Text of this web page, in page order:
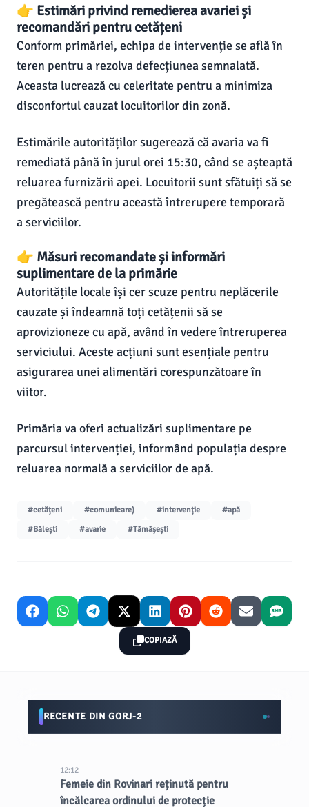
👉 Estimări privind remedierea avariei și
recomandări pentru cetățeni
Conform primăriei, echipa de intervenție se află în
teren pentru a rezolva defecțiunea semnalată.
Aceasta lucrează cu celeritate pentru a minimiza
disconfortul cauzat locuitorilor din zonă.
Estimările autorităților sugerează că avaria va fi
remediată până în jurul orei 15:30, când se așteaptă
reluarea furnizării apei. Locuitorii sunt sfătuiți să se
pregătească pentru această întrerupere temporară
a serviciilor.
👉 Măsuri recomandate și informări
suplimentare de la primărie
Autoritățile locale își cer scuze pentru neplăcerile
cauzate și îndeamnă toți cetățenii să se
aprovizioneze cu apă, având în vedere întreruperea
serviciului. Aceste acțiuni sunt esențiale pentru
asigurarea unei alimentări corespunzătoare în
viitor.
Primăria va oferi actualizări suplimentare pe
parcursul intervenției, informând populația despre
reluarea normală a serviciilor de apă.
#cetățeni #comunicare) #intervenție
#apă
#Bălești
#avarie #Tămășești
COPIAZĂ
RECENTE DIN GORJ-2
12:12
Femeie din Rovinari reținută pentru
încălcarea ordinului de protecție